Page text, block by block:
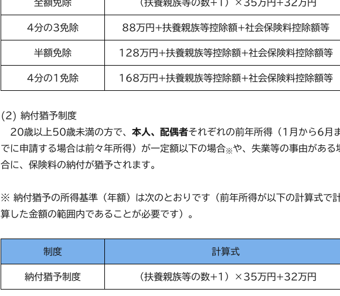
全額免除 （扶養親族等の数+1）×35万円+32万円
4分の3免除 88万円+扶養親族等控除額+社会保険料控除額等
半額免除 128万円+扶養親族等控除額+社会保険料控除額等
4分の1免除 168万円+扶養親族等控除額+社会保険料控除額等
(2) 納付猶予制度
20歳以上50歳未満の方で、 本人、配偶者それぞれの前年所得（1月から6月
でに申請する場合は前々年所得）が一定額以下の場合※や、失業等の事由がある
合に、保険料の納付が猶予されます。
※ 納付猶予の所得基準（年額）は次のとおりです（前年所得が以下の計算式で
算した金額の範囲内であることが必要です）。
制度 計算式
納付猶予制度 （扶養親族等の数+1）×35万円+32万円